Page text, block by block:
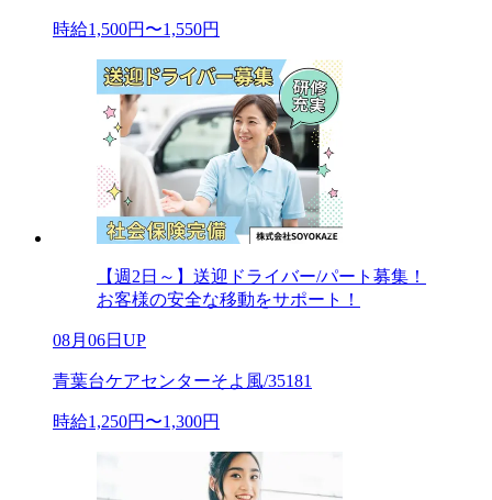
時給1,500円〜1,550円
【週2日～】送迎ドライバー/パート募集！
お客様の安全な移動をサポート！
08月06日UP
青葉台ケアセンターそよ風/35181
時給1,250円〜1,300円